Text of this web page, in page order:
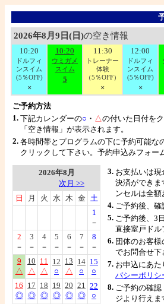
2026年8 月 9 日(日)の空き情報
10:20
ドルフィ
ンスイム
(5％OFF)
×
10:20
ウミガメ
スイム
5
11:30
トレーナー
体験
（5％OFF）
×
12:00
ドルフィ
ンスイム
(5％OFF)
×
ご予約方法
1. 下記カレンダーの○ ・ △の付いた日付を
「空き情報」が表示されます。
2. 各時間帯とプログラムの下に予約可能な
クリックして下さい。予約申込みフォー
2026年8月
次月 >>
日
月 火 水 木 金 土
1
－
2
－
3
－
4
－
5
－
6
－
7
－
8
－
9
△
10
△
11
△
12
○
13
△
14
○
15
○
16
◎
17
◎
18
◎
19
◎
20
◎
21
◎
22
○
3. お支払いは
決済ができま
ンセルは全額
4. ご予約後、確
5. ご予約後、3
直接室戸ドル
6. 団体のお客
でお問合せ下
7. お申込にあた
バシーポリシ
8. ご予約の確
ジより行えま